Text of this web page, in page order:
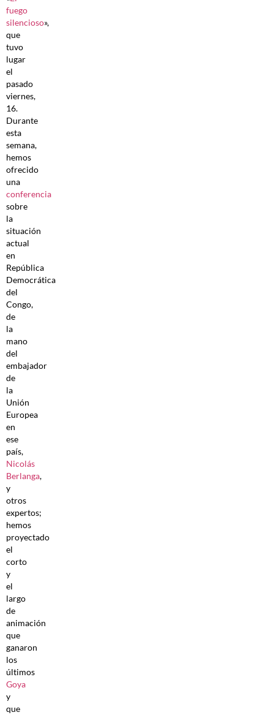
fuego
silencioso»,
que
tuvo
lugar
el
pasado
viernes,
16.
Durante
esta
semana,
hemos
ofrecido
una
conferencia
sobre
la
situación
actual
en
República
Democrática
del
Congo,
de
la
mano
del
embajador
de
la
Unión
Europea
en
ese
país,
Nicolás
Berlanga,
y
otros
expertos;
hemos
proyectado
el
corto
y
el
largo
de
animación
que
ganaron
los
últimos
Goya
y
que